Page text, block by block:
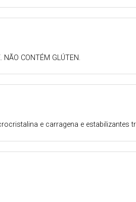
e carragena e
NÃO CONTÉM GLÚTEN.